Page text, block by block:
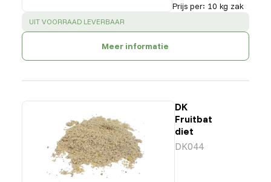
Prijs per: 10 kg zak
SUCCESS:
UIT VOORRAAD LEVERBAAR
Meer informatie
DK
Fruitbat
diet
DK044